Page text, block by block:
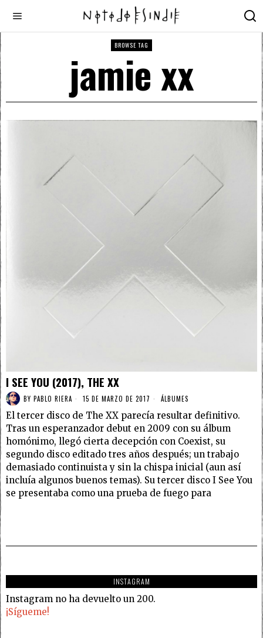
BROWSE TAG
jamie xx
I SEE YOU (2017), THE XX
BY PABLO RIERA 15 DE MARZO DE 2017 ÁLBUMES
El tercer disco de The XX parecía resultar definitivo.
Tras un esperanzador debut en 2009 con su álbum
homónimo, llegó cierta decepción con Coexist, su
segundo disco editado tres años después; un trabajo
demasiado continuista y sin la chispa inicial (aun así
incluía algunos buenos temas). Su tercer disco I See You
se presentaba como una prueba de fuego para
INSTAGRAM
Instagram no ha devuelto un 200.
¡Sígueme!